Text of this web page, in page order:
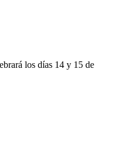
los días 14 y 15 de